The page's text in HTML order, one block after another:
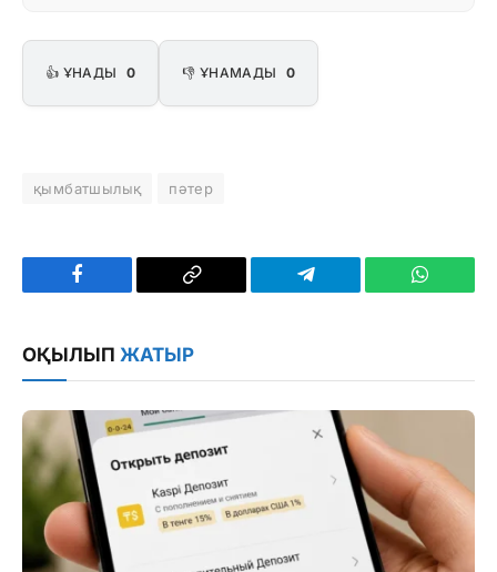
👍 ҰНАДЫ 0 👎 ҰНАМАДЫ 0
қымбатшылық пәтер
Facebook
Copy
Telegram
ОҚЫЛЫП ЖАТЫР